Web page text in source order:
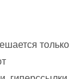
только